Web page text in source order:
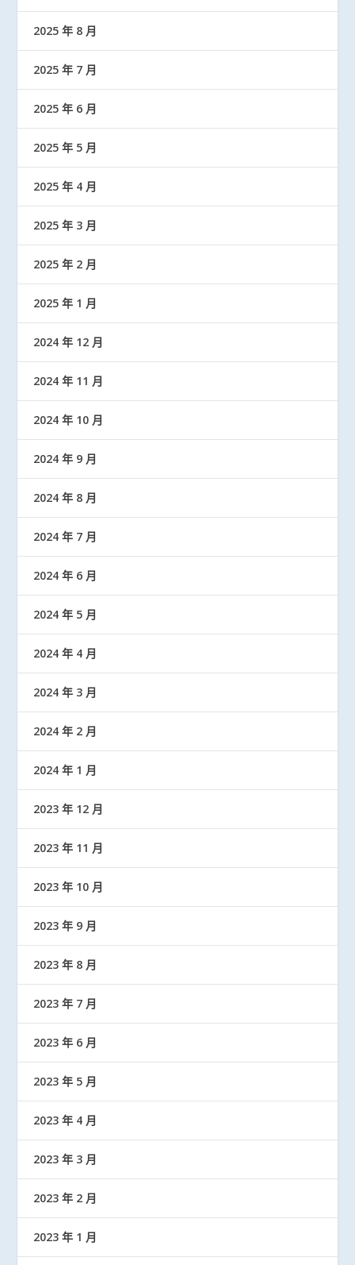
2025 年 8 月
2025 年 7 月
2025 年 6 月
2025 年 5 月
2025 年 4 月
2025 年 3 月
2025 年 2 月
2025 年 1 月
2024 年 12 月
2024 年 11 月
2024 年 10 月
2024 年 9 月
2024 年 8 月
2024 年 7 月
2024 年 6 月
2024 年 5 月
2024 年 4 月
2024 年 3 月
2024 年 2 月
2024 年 1 月
2023 年 12 月
2023 年 11 月
2023 年 10 月
2023 年 9 月
2023 年 8 月
2023 年 7 月
2023 年 6 月
2023 年 5 月
2023 年 4 月
2023 年 3 月
2023 年 2 月
2023 年 1 月